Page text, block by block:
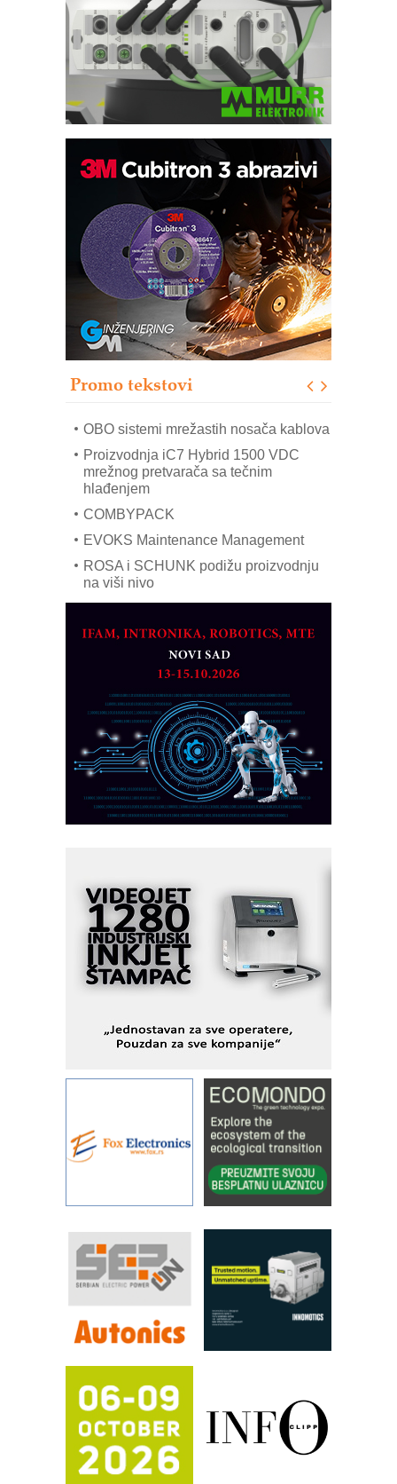
Promo tekstovi
Potpuna efikasnost bez složenih
sistema
Trajna oznaka kao dugoročna korist
Bezbednost na prvom mestu!
IB BLUMENAUER - više od 40 godina
poverenja u industriji
RMQ-TITAN ADVANCED INDICATOR
– Pametna signalizacija za efikasnije
upravljanje mašinama
Mitutoyo Crysta-Apex V PLUS: Nova
OBO sistemi mrežastih nosača kablova
Proizvodnja iC7 Hybrid 1500 VDC
mrežnog pretvarača sa tečnim
hlađenjem
COMBYPACK
EVOKS Maintenance Management
ROSA i SCHUNK podižu proizvodnju
na viši nivo
MAREX - Lim i mašine za savremena
Marcom-plast d.o.o.- vaš pouzdan
partner
CTO - Prilagodite svoju toplinsku
obradu!
Razvoj asortimanskog pravca MINI-
PLC AKYTEC
AUKOM: Svetski standard metrologije
dostupan u Srbiji
I.SAFE MOBILE revolucioniše
industrijsku automatizaciju
pionirskimmobile operator PANEL-OM
Fleksibilno stezanje i brzo
podešavanje u proizvodnji prototipova
KIP KOP – napredna rešenja za
objekte
Alba d.o.o. – 35 godina preciznosti u
IBeRTIM - oprema za ispitivanje
kontrole kvaliteta
STAUFF – Komponente koje
povećavaju pouzdanost hidrauličkih
pouzdanost u transferu fluida
Filtration Group Industrial – Napredna
rešenja za filtraciju u hidrauličkim i
procesnim sistemima
RILINEX kompanije Rittal
FANUC: Najbolje za vašu pametnu
Efikasno upravljanje energijom
Automatizacija pakovanja · Display
(Shelf-Ready) omotnice
Potpuna efikasnost bez složenih
sistema